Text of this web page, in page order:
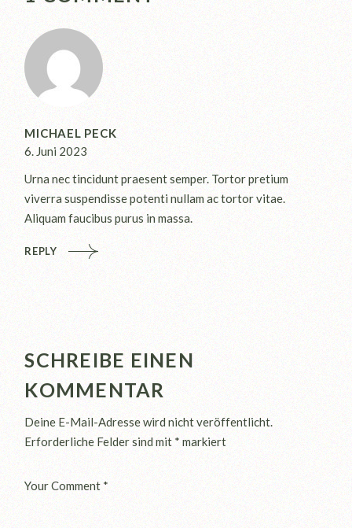
MICHAEL PECK
6. Juni 2023
Urna nec tincidunt praesent semper. Tortor pretium
viverra suspendisse potenti nullam ac tortor vitae.
Aliquam faucibus purus in massa.
REPLY
SCHREIBE EINEN
KOMMENTAR
Deine E-Mail-Adresse wird nicht veröffentlicht.
Erforderliche Felder sind mit * markiert